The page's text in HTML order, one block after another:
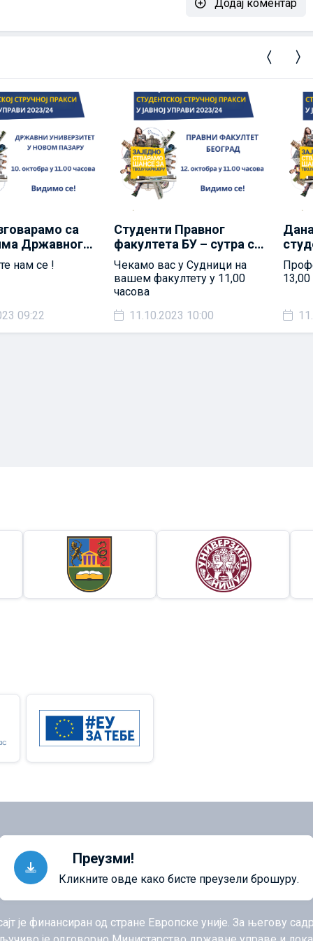
Додај коментар
са
Државног
у Новом
пракси
нам се !
09:22
Студенти Правног
факултета БУ – сутра смо
са вама и разговарамо о
стручној пракси
2023/2024
Чекамо вас у Судници на
вашем факултету у 11,00
часова
11.10.2023 10:00
13,00
Преузми!
Кликните овде како бисте преузели брошуру.
је финансиран од стране Европске уније. За његову